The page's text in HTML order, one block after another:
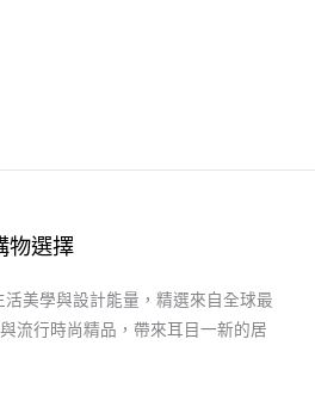
物選擇
美學與設計能量，精選來自全球最
流行時尚精品，帶來耳目一新的居